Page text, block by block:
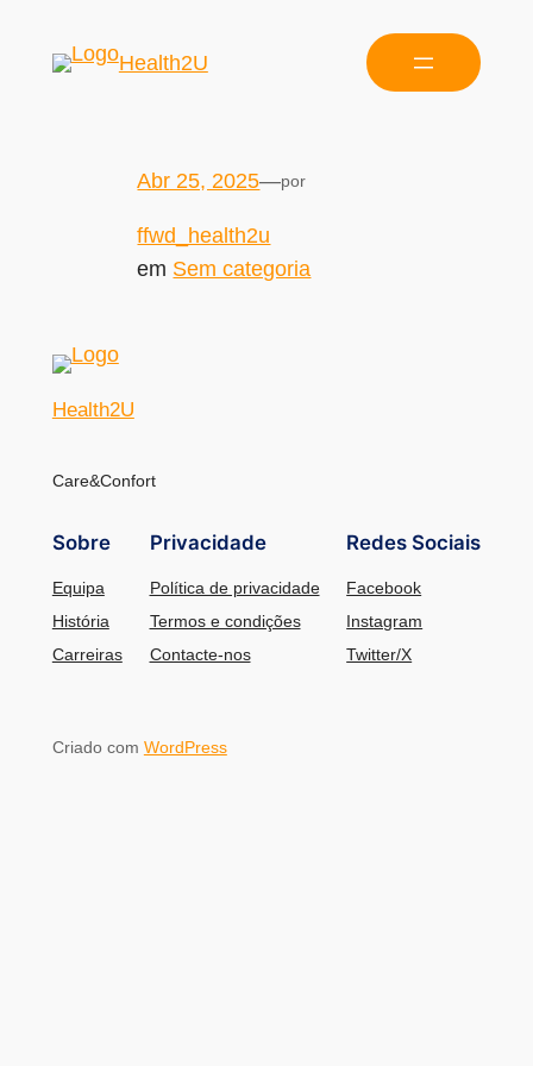
Health2U
Abr 25, 2025—por
ffwd_health2u
em Sem categoria
Health2U
Care&Confort
Sobre
Equipa
História
Carreiras
Privacidade
Política de privacidade
Termos e condições
Contacte-nos
Redes Sociais
Facebook
Instagram
Twitter/X
Criado com WordPress